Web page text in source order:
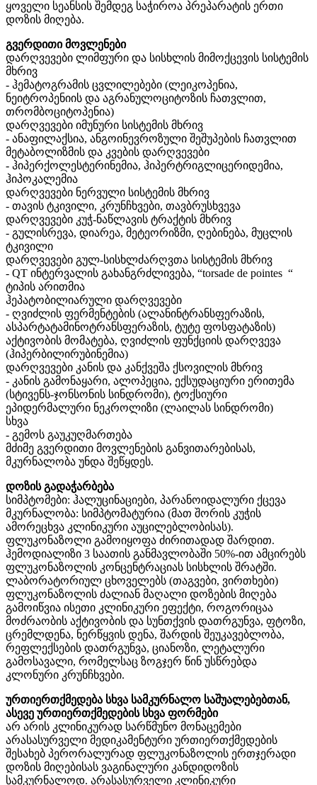
ყოველი სეანსის შემდეგ საჭიროა პრეპარატის ერთი
დოზის მიღება.
გვერდითი მოვლენები
დარღვევები ლიმფური და სისხლის მიმოქცევის სისტემის
მხრივ
- ჰემატოგრამის ცვლილებები (ლეიკოპენია,
ნეიტროპენიის და აგრანულოციტოზის ჩათვლით,
თრომბოციტოპენია)
დარღვევები იმუნური სისტემის მხრივ
- ანაფილაქსია, ანგოინევროზული შეშუპების ჩათვლით
მეტაბოლიზმის და კვების დარღვევები
- ჰიპერქოლესტერინემია, ჰიპერტრიგლიცერიდემია,
ჰიპოკალემია
დარღვევები ნერვული სისტემის მხრივ
- თავის ტკივილი, კრუნჩხვები, თავბრუსხვევა
დარღვევები კუჭ-ნაწლავის ტრაქტის მხრივ
- გულისრევა, დიარეა, მეტეორიზმი, ღებინება, მუცლის
ტკივილი
დარღვევები გულ-სისხლძარღვთა სისტემის მხრივ
- QT ინტერვალის გახანგრძლივება, “torsade de pointes “
ტიპის არითმია
ჰეპატობილიარული დარღვევები
- ღვიძლის ფერმენტების (ალანინტრანსფერაზის,
ასპარტატამინოტრანსფერაზის, ტუტე ფოსფატაზის)
აქტივობის მომატება, ღვიძლის ფუნქციის დარღვევა
(ჰიპერბილირუბინემია)
დარღვევები კანის და კანქვეშა ქსოვილის მხრივ
- კანის გამონაყარი, ალოპეცია, ექსუდაციური ერითემა
(სტივენს-ჯონსონის სინდრომი), ტოქსიური
ეპიდერმალური ნეკროლიზი (ლაილას სინდრომი)
სხვა
- გემოს გაუკუღმართება
მძიმე გვერდითი მოვლენების განვითარებისას,
მკურნალობა უნდა შეწყდეს.
დოზის გადაჭარბება
სიმპტომები: ჰალუცინაციები, პარანოიდალური ქცევა
მკურნალობა: სიმპტომატურია (მათ შორის კუჭის
ამორეცხვა კლინიკური აუცილებლობისას).
ფლუკონაზოლი გამოიყოფა ძირითადად შარდით.
ჰემოდიალიზი 3 საათის განმავლობაში 50%-ით ამცირებს
ფლუკონაზოლის კონცენტრაციას სისხლის შრატში.
ლაბორატორიულ ცხოველებს (თაგვები, ვირთხები)
ფლუკონაზოლის ძალიან მაღალი დოზების მიღება
გამოიწვია ისეთი კლინიკური ეფექტი, როგორიცაა
მოძრაობის აქტივობის და სუნთქვის დათრგუნვა, ფტოზი,
ცრემლდენა, ნერწყვის დენა, შარდის შეუკავებლობა,
რეფლექსების დათრგუნვა, ციანოზი, ლეტალური
გამოსავალი, რომელსაც ზოგჯერ წინ უსწრებდა
კლონური კრუნჩხვები.
ურთიერთქმედება სხვა სამკურნალო საშუალებებთან,
ასევე ურთიერთქმედების სხვა ფორმები
არ არის კლინიკურად სარწმუნო მონაცემები
არასასურველი მედიკამენტური ურთიერთქმედების
შესახებ პერორალურად ფლუკონაზოლის ერთჯერადი
დოზის მიღებისას ვაგინალური კანდიდოზის
სამკურნალოდ. არასასურველი კლინიკური